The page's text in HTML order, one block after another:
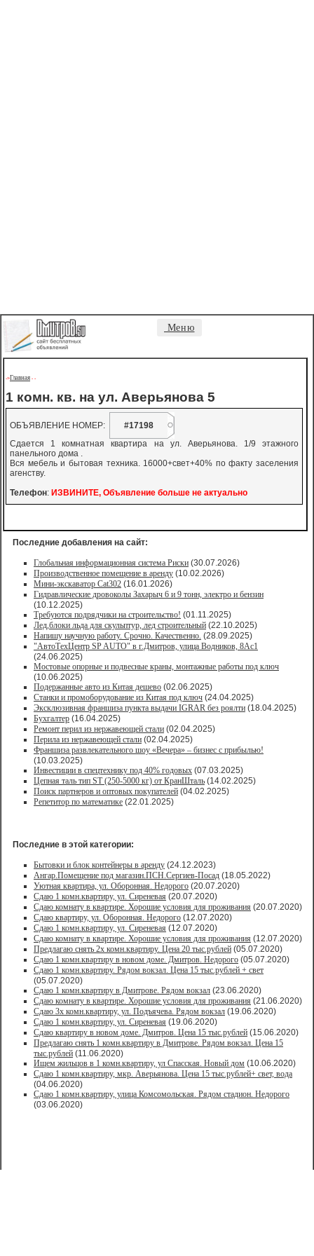
Меню
->Главная - -
1 комн. кв. на ул. Аверьянова 5
ОБЪЯВЛЕНИЕ НОМЕР:
#17198
Сдается 1 комнатная квартира на ул. Аверьянова. 1/9 этажного
панельного дома .
Вся мебель и бытовая техника. 16000+свет+40% по факту заселения
агенству.
Телефон: ИЗВИНИТЕ, Объявление больше не актуально
Последние добавления на сайт:
Глобальная информационная система Риски (30.07.2026)
Производственное помещение в аренду (10.02.2026)
Мини-экскаватор Cat302 (16.01.2026)
Гидравлические дровоколы Захарыч 6 и 9 тонн, электро и бензин
(10.12.2025)
Требуются подрядчики на строительство! (01.11.2025)
Лед,блоки льда для скульптур, лед строительный (22.10.2025)
Напишу научную работу. Срочно. Качественно. (28.09.2025)
"АвтоТехЦентр SP AUTO" в г.Дмитров, улица Водников, 8Ас1
(24.06.2025)
Мостовые опорные и подвесные краны, монтажные работы под ключ
(10.06.2025)
Подержанные авто из Китая дешево (02.06.2025)
Станки и промоборудование из Китая под ключ (24.04.2025)
Эксклюзивная франшиза пункта выдачи IGRAR без роялти (18.04.2025)
Бухгалтер (16.04.2025)
Ремонт перил из нержавеющей стали (02.04.2025)
Перила из нержавеющей стали (02.04.2025)
Франшиза развлекательного шоу «Вечера» – бизнес с прибылью!
(10.03.2025)
Инвестиции в спецтехнику под 40% годовых (07.03.2025)
Цепная таль тип ST (250-5000 кг) от КранШталь (14.02.2025)
Поиск партнеров и оптовых покупателей (04.02.2025)
Репетитор по математике (22.01.2025)
Последние в этой категории:
Бытовки и блок контейнеры в аренду (24.12.2023)
Ангар.Помещение под магазин.ПСН.Сергиев-Посад (18.05.2022)
Уютная квартира, ул. Оборонная. Недорого (20.07.2020)
Сдаю 1 комн.квартиру, ул. Сиреневая (20.07.2020)
Сдаю комнату в квартире. Хорошие условия для проживания (20.07.2020)
Сдаю квартиру, ул. Оборонная. Недорого (12.07.2020)
Сдаю 1 комн.квартиру, ул. Сиреневая (12.07.2020)
Сдаю комнату в квартире. Хорошие условия для проживания (12.07.2020)
Предлагаю снять 2х комн.квартиру. Цена 20 тыс.рублей (05.07.2020)
Сдаю 1 комн.квартиру в новом доме. Дмитров. Недорого (05.07.2020)
Сдаю 1 комн.квартиру. Рядом вокзал. Цена 15 тыс.рублей + свет
(05.07.2020)
Сдаю 1 комн.квартиру в Дмитрове. Рядом вокзал (23.06.2020)
Сдаю комнату в квартире. Хорошие условия для проживания (21.06.2020)
Сдаю 3х комн.квартиру, ул. Подъячева. Рядом вокзал (19.06.2020)
Сдаю 1 комн.квартиру, ул. Сиреневая (19.06.2020)
Сдаю квартиру в новом доме. Дмитров. Цена 15 тыс.рублей (15.06.2020)
Предлагаю снять 1 комн.квартиру в Дмитрове. Рядом вокзал. Цена 15
тыс.рублей (11.06.2020)
Ищем жильцов в 1 комн.квартиру, ул Спасская. Новый дом (10.06.2020)
Сдаю 1 комн.квартиру, мкр. Аверьянова. Цена 15 тыс.рублей+ свет, вода
(04.06.2020)
Сдаю 1 комн.квартиру, улица Комсомольская. Рядом стадион. Недорого
(03.06.2020)